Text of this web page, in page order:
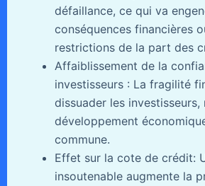
défaillance, ce qui va
conséquences financières
restrictions de la part des
Affaiblissement de la
investisseurs : La fragilité
dissuader les investisseurs,
développement
commune.
Effet sur la cote de crédit:
insoutenable augmente la